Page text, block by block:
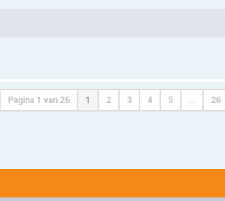
Pagina 1 van 26 1 2 3 4 5 … 26